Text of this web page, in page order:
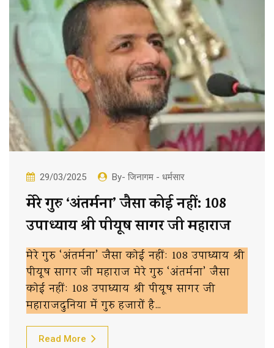
29/03/2025 By- जिनागम - धर्मसार
मेरे गुरु ‘अंतर्मना’ जैसा कोई नहीं: 108
उपाध्याय श्री पीयूष सागर जी महाराज
मेरे गुरु ‘अंतर्मना’ जैसा कोई नहीं: 108 उपाध्याय श्री
पीयूष सागर जी महाराज मेरे गुरु ‘अंतर्मना’ जैसा
कोई नहीं: 108 उपाध्याय श्री पीयूष सागर जी
महाराजदुनिया में गुरु हजारों है…
Read More